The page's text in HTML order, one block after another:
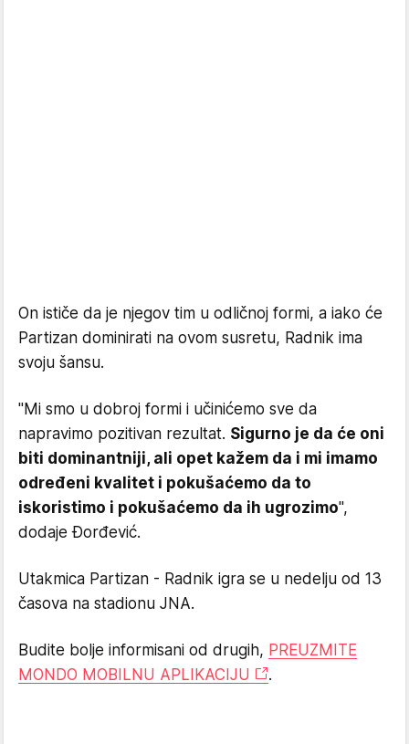
On ističe da je njegov tim u odličnoj formi, a iako će
Partizan dominirati na ovom susretu, Radnik ima
svoju šansu.
"Mi smo u dobroj formi i učinićemo sve da
napravimo pozitivan rezultat. Sigurno je da će oni
biti dominantniji, ali opet kažem da i mi imamo
određeni kvalitet i pokušaćemo da to
iskoristimo i pokušaćemo da ih ugrozimo",
dodaje Đorđević.
Utakmica Partizan - Radnik igra se u nedelju od 13
časova na stadionu JNA.
Budite bolje informisani od drugih, PREUZMITE
MONDO MOBILNU APLIKACIJU
.